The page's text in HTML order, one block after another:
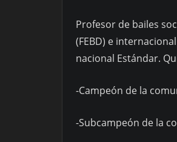
Profesor de bailes
(FEBD) e
nacional Estándar.
-Campeón de la
-Subcampeón de la